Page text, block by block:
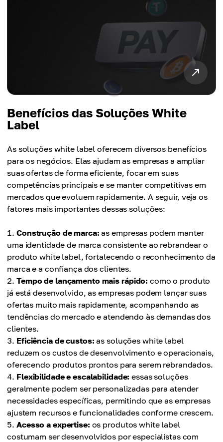
Benefícios das Soluções White
Label
As soluções white label oferecem diversos benefícios
para os negócios. Elas ajudam as empresas a ampliar
suas ofertas de forma eficiente, focar em suas
competências principais e se manter competitivas em
mercados que evoluem rapidamente. A seguir, veja os
fatores mais importantes dessas soluções:
Construção de marca: as empresas podem manter
uma identidade de marca consistente ao rebrandear o
produto white label, fortalecendo o reconhecimento da
marca e a confiança dos clientes.
Tempo de lançamento mais rápido: como o produto
já está desenvolvido, as empresas podem lançar suas
ofertas muito mais rapidamente, acompanhando as
tendências do mercado e atendendo às demandas dos
clientes.
Eficiência de custos: as soluções white label
reduzem os custos de desenvolvimento e operacionais,
oferecendo produtos prontos para serem rebrandados.
Flexibilidade e escalabilidade: essas soluções
geralmente podem ser personalizadas para atender
necessidades específicas, permitindo que as empresas
ajustem recursos e funcionalidades conforme crescem.
Acesso a expertise: os produtos white label
costumam ser desenvolvidos por especialistas com